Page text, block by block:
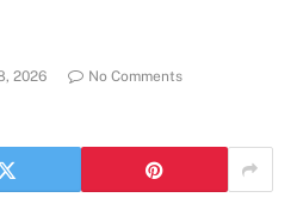
2026
No Comments